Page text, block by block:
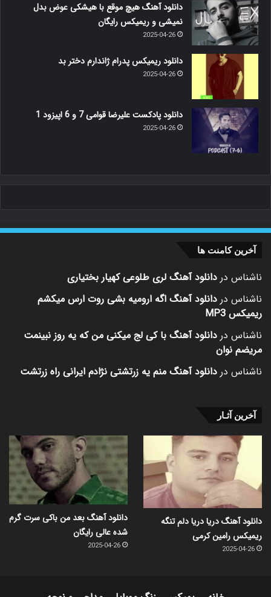
دانلود آهنگ هیچ موقع با هیشکی عوض بدل
نمیشی و ریمیکس رایگان
2025-04-26
دانلود ریمیکس پدرام ژاندارم دختر بد
2025-04-26
دانلود پادکست علیرضا قوامی 7 و 6 اپیزود 1
2025-04-26
آخرین کامنت ها
ناشناس در دانلود آهنگ لری طلوعی کهیار بختیاری
ناشناس در دانلود آهنگ اگه ارومیه بشی روت ارس میکشم
ریمیکس MP3
ناشناس در دانلود آهنگ با کی لج میکنی من که یه روز نبینمت
مریضم نوان
ناشناس در دانلود آهنگ منم یه زرتشتی نژادم ایرانی راه زرتشت
آخرین آثـار
دانلود آهنگ دریا دریا دلم تنگه
ریمیکس رامین کرمی
2025-04-26
دانلود آهنگ بعد من باکی سرت گرم
شده عالی رایگان
2025-04-26